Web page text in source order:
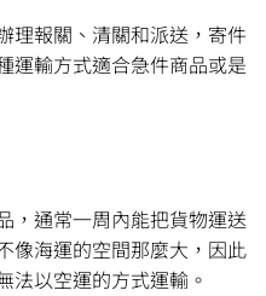
理報關、清關和派送，寄件
運輸方式適合急件商品或是
，通常一周內能把貨物運送
像海運的空間那麼大，因此
法以空運的方式運輸。